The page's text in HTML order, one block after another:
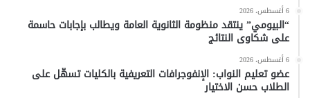
6 أغسطس، 2026
“البيومي” ينتقد منظومة الثانوية العامة ويطالب بإجابات حاسمة
على شكاوى النتائج
6 أغسطس، 2026
عضو تعليم النواب: الإنفوجرافات التعريفية بالكليات تسهّل على
الطلاب حسن الاختيار